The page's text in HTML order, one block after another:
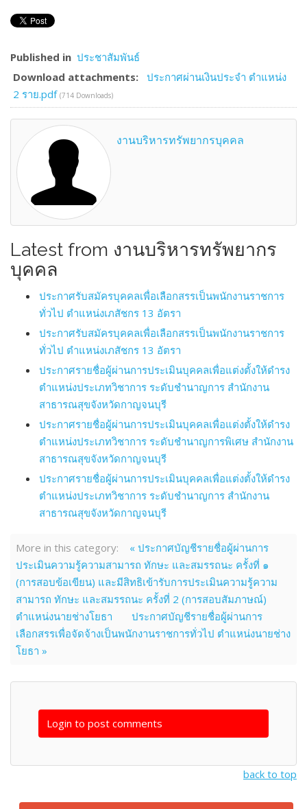
Published in ประชาสัมพันธ์
Download attachments: ประกาศผ่านเงินประจำ ตำแหน่ง
2 ราย.pdf (714 Downloads)
งานบริหารทรัพยากรบุคคล
Latest from งานบริหารทรัพยากร
บุคคล
ประกาศรับสมัครบุคคลเพื่อเลือกสรรเป็นพนักงานราชการ
ทั่วไป ตำแหน่งเภสัชกร 13 อัตรา
ประกาศรับสมัครบุคคลเพื่อเลือกสรรเป็นพนักงานราชการ
ทั่วไป ตำแหน่งเภสัชกร 13 อัตรา
ประกาศรายชื่อผู้ผ่านการประเมินบุคคลเพื่อแต่งตั้งให้ดำรง
ตำแหน่งประเภทวิชาการ ระดับชำนาญการ สำนักงาน
สาธารณสุขจังหวัดกาญจนบุรี
ประกาศรายชื่อผู้ผ่านการประเมินบุคคลเพื่อแต่งตั้งให้ดำรง
ตำแหน่งประเภทวิชาการ ระดับชำนาญการพิเศษ สำนักงาน
สาธารณสุขจังหวัดกาญจนบุรี
ประกาศรายชื่อผู้ผ่านการประเมินบุคคลเพื่อแต่งตั้งให้ดำรง
ตำแหน่งประเภทวิชาการ ระดับชำนาญการ สำนักงาน
สาธารณสุขจังหวัดกาญจนบุรี
More in this category:
« ประกาศบัญชีรายชื่อผู้ผ่านการ
ประเมินความรู้ความสามารถ ทักษะ และสมรรถนะ ครั้งที่ ๑
(การสอบข้อเขียน) และมีสิทธิเข้ารับการประเมินความรู้ความ
สามารถ ทักษะ และสมรรถนะ ครั้งที่ 2 (การสอบสัมภาษณ์)
ตำแหน่งนายช่างโยธา
ประกาศบัญชีรายชื่อผู้ผ่านการ
เลือกสรรเพื่อจัดจ้างเป็นพนักงานราชการทั่วไป ตำแหน่งนายช่าง
โยธา »
Login to post comments
back to top